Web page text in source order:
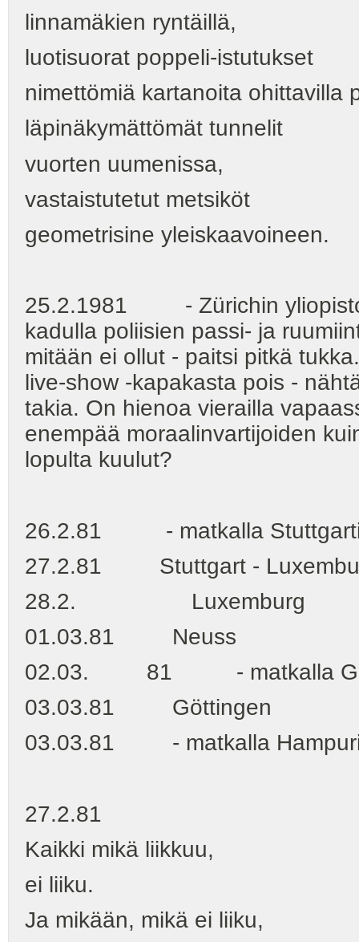
linnamäkien ryntäillä,
luotisuorat poppeli-istutukset
nimettömiä kartanoita ohittavilla
läpinäkymättömät tunnelit
vuorten uumenissa,
vastaistutetut metsiköt
geometrisine yleiskaavoineen.
25.2.1981 - Zürichin
kadulla poliisien passi- ja
mitään ei ollut - paitsi pitkä
live-show -kapakasta pois -
takia. On hienoa vierailla
enempää moraalinvartijoiden
lopulta kuulut?
26.2.81 - matkalla
27.2.81 Stuttgart -
28.2. Luxemburg
01.03.81 Neuss
02.03. 81 - matkalla
03.03.81 Göttingen
03.03.81 - matkalla
27.2.81
Kaikki mikä liikkuu,
ei liiku.
Ja mikään, mikä ei liiku,